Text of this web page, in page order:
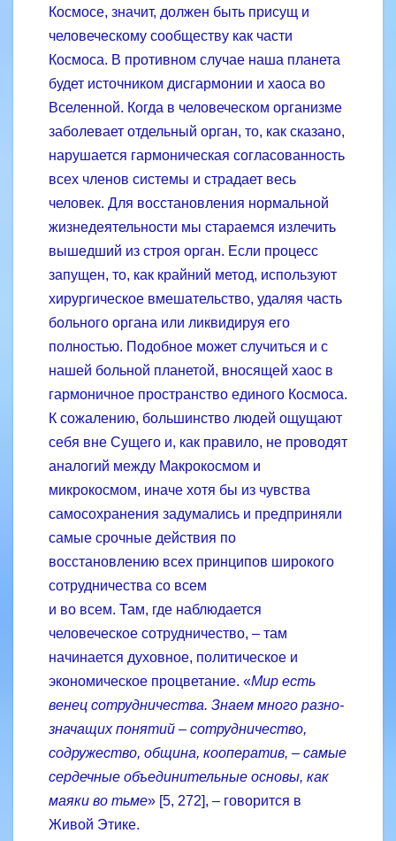
Космосе, значит, должен быть присущ и
человеческому сообществу как части
Космоса. В противном случае наша планета
будет источником дисгармонии и хаоса во
Вселенной. Когда в человеческом организме
заболевает отдельный орган, то, как сказано,
нарушается гармоническая согласованность
всех членов системы и страдает весь
человек. Для восстановления нормальной
жизне­деятельности мы стараемся излечить
вышедший из строя орган. Если процесс
запущен, то, как крайний метод, используют
хирургическое вмешательство, удаляя часть
больного органа или ликвидируя его
полностью. Подобное может случиться и с
нашей больной планетой, вносящей хаос в
гармоничное пространство единого Космоса.
К сожалению, большинство людей ощущают
себя вне Сущего и, как правило, не проводят
аналогий между Макрокосмом и
микрокосмом, иначе хотя бы из чувства
самосохранения задумались и предприняли
самые срочные действия по
восстановлению всех принципов широкого
сотрудничества со всем
и во всем. Там, где наблюдается
человеческое сотрудничество, – там
начинается духовное, политическое и
экономическое процветание. «Мир есть
венец сотрудничества. Знаем много разно­
значащих понятий – сотрудничество,
содружество, община, кооператив, – самые
сердечные объединительные основы, как
маяки во тьме» [5, 272], – говорится в
Живой Этике.